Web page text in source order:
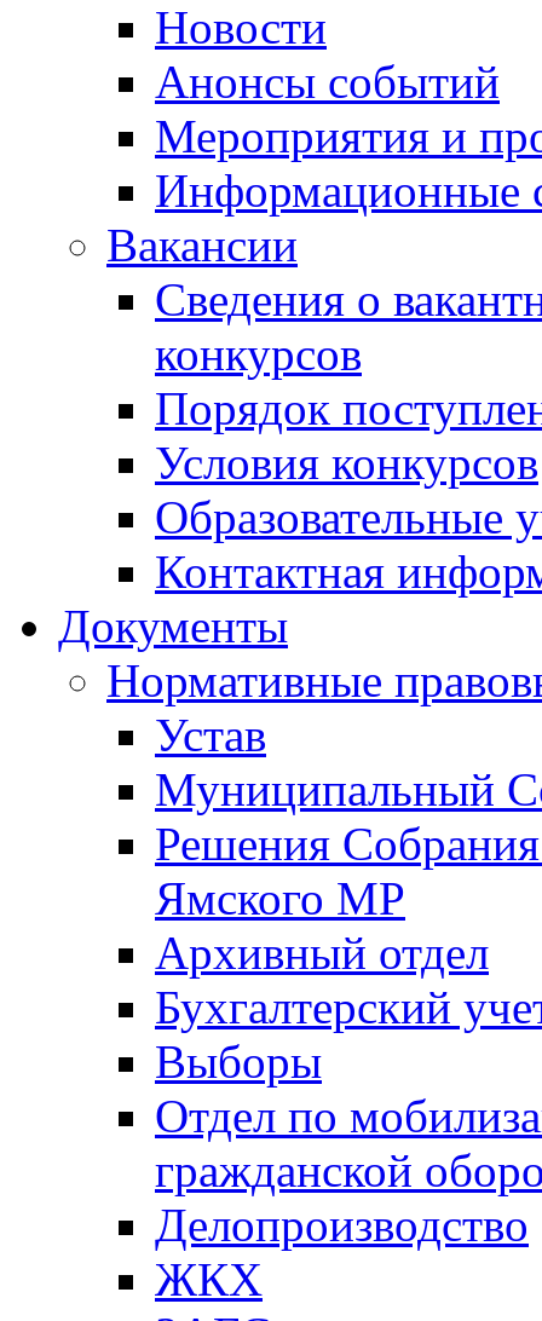
Новости
Анонсы событий
Мероприятия и
Информационные
Вакансии
Сведения о
конкурсов
Порядок
Условия конкурсов
Образовательные
Контактная
Документы
Нормативные
Устав
Муниципальный
Решения
Ямского МР
Архивный отдел
Бухгалтерский
Выборы
Отдел по
гражданской
Делопроизводство
ЖКХ